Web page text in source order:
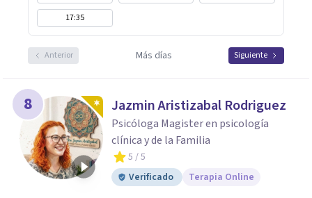
17:35
Anterior Más días Siguiente
8 Jazmin Aristizabal Rodriguez
Psicóloga Magister en psicología
clínica y de la Familia
5 / 5
Verificado
Terapia Online